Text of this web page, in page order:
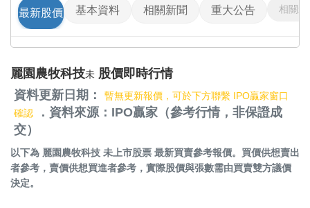
最新股價 基本資料 相關新聞 重大公告 相關影
麗園農牧科技未 股價即時行情
資料更新日期：
暫無更新報價，可於下方聯繫 IPO贏家窗口
確認
．資料來源：IPO贏家（參考行情，非保證成
交）
以下為 麗園農牧科技 未上市股票 最新買賣參考報價。買價供想賣出
者參考，賣價供想買進者參考，實際股價與張數需由買賣雙方議價
決定。